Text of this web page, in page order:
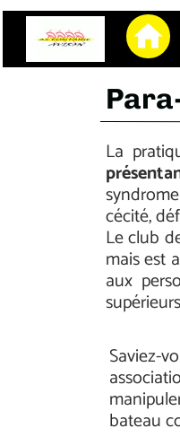
home
La
cécité,
Le club
mais est
aux
Saviez-
bateau